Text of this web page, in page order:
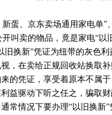
蛋、京东卖场通用家电单
叫卖的物品，竟是家电“
旧换新”凭证为纽带的灰色
视，在卖给正规回收站换取
来的凭证，享受着原本不属
利益驱动下听之任之，骗取
通常情况下要办理“以旧换新